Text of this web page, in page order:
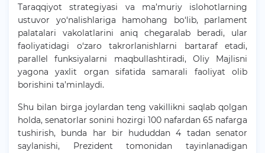
Taraqqiyot strategiyasi va ma’muriy islohotlarning
ustuvor yo‘nalishlariga hamohang bo‘lib, parlament
palatalari vakolatlarini aniq chegaralab beradi, ular
faoliyatidagi o‘zaro takrorlanishlarni bartaraf etadi,
parallel funksiyalarni maqbullashtiradi, Oliy Majlisni
yagona yaxlit organ sifatida samarali faoliyat olib
borishini ta’minlaydi.
Shu bilan birga joylardan teng vakillikni saqlab qolgan
holda, senatorlar sonini hozirgi 100 nafardan 65 nafarga
tushirish, bunda har bir hududdan 4 tadan senator
saylanishi, Prezident tomonidan tayinlanadigan